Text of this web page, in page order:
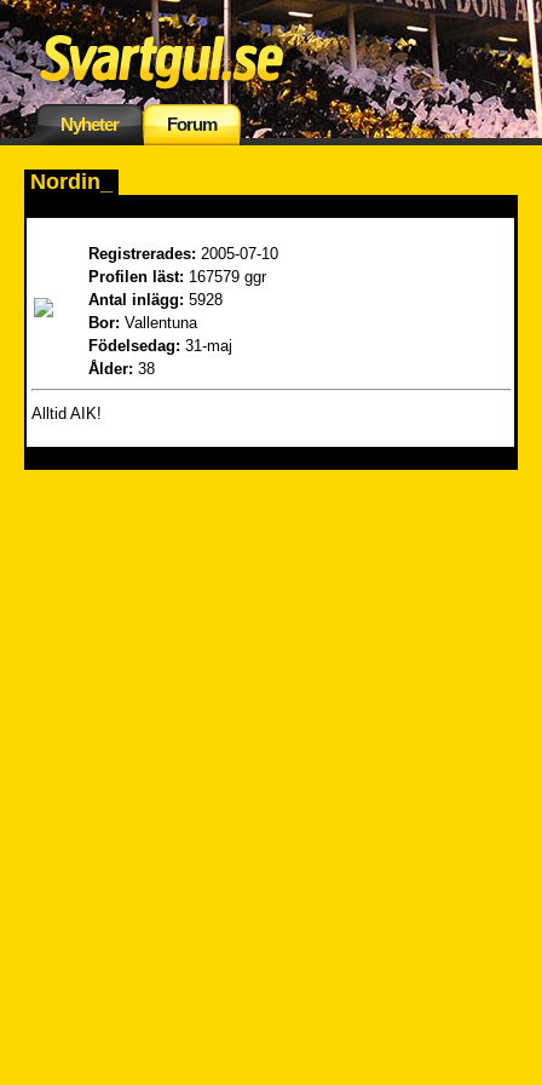
Nyheter Forum
Nordin_
Registrerades: 2005-07-10
Profilen läst: 167579 ggr
Antal inlägg: 5928
Bor: Vallentuna
Födelsedag: 31-maj
Ålder: 38
Alltid AIK!